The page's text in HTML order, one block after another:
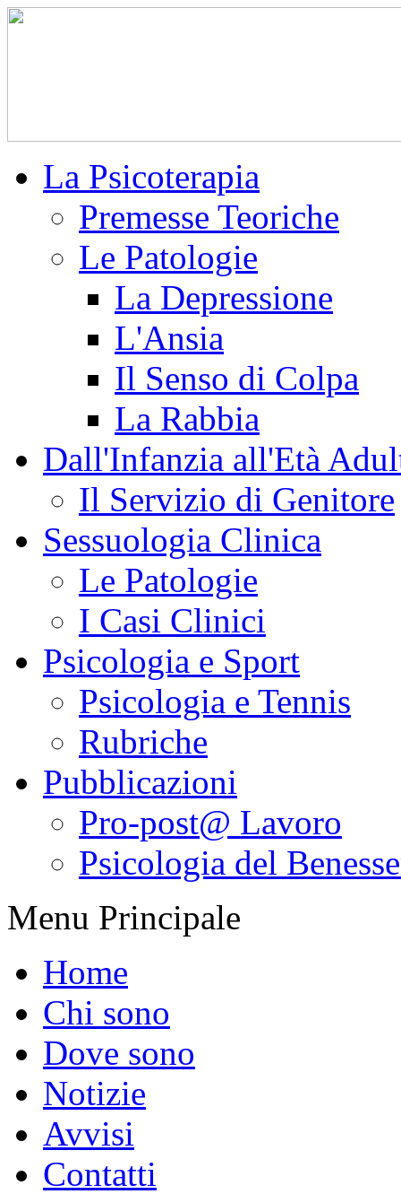
La Psicoterapia
Premesse Teoriche
Le Patologie
La Depressione
L'Ansia
Il Senso di Colpa
La Rabbia
Dall'Infanzia all'Età
Il Servizio di Genitore
Sessuologia Clinica
Le Patologie
I Casi Clinici
Psicologia e Sport
Psicologia e Tennis
Rubriche
Pubblicazioni
Pro-post@ Lavoro
Psicologia del
Menu Principale
Home
Chi sono
Dove sono
Notizie
Avvisi
Contatti